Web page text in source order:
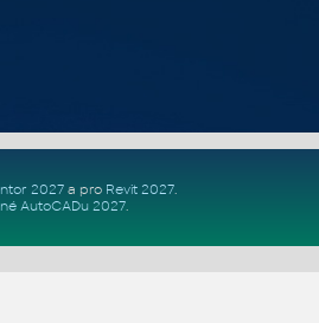
2027a pro Revit 2027.
AutoCADu 2027.